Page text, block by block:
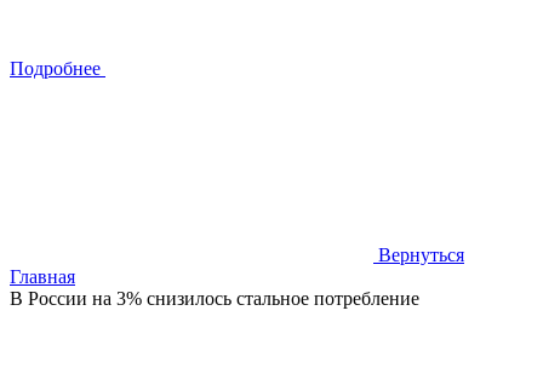
Подробнее
Вернуться
Главная
В России на 3% снизилось стальное потребление